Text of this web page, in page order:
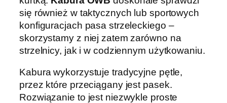
się również w taktycznych lub sportowych
konfiguracjach pasa strzeleckiego –
skorzystamy z niej zatem zarówno na
strzelnicy, jak i w codziennym użytkowaniu.
Kabura wykorzystuje tradycyjne pętle,
przez które przeciągany jest pasek.
Rozwiązanie to jest niezwykle proste